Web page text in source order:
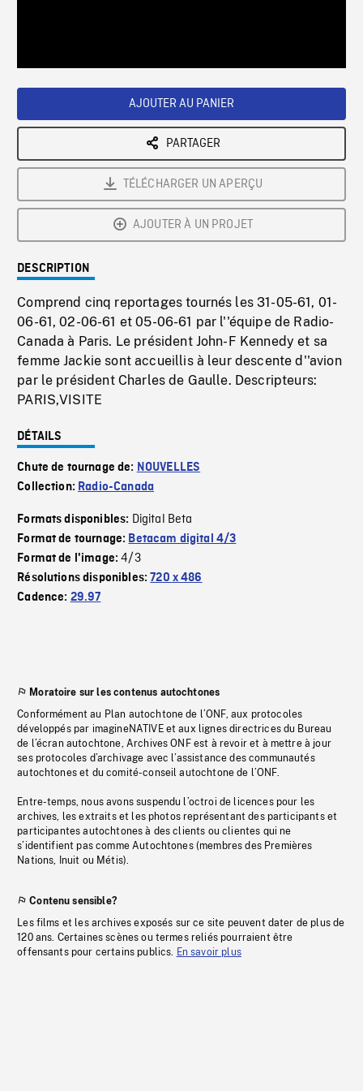
AJOUTER AU PANIER
PARTAGER
TÉLÉCHARGER UN APERÇU
AJOUTER À UN PROJET
DESCRIPTION
Comprend cinq reportages tournés les 31-05-61, 01-
06-61, 02-06-61 et 05-06-61 par l''équipe de Radio-
Canada à Paris. Le président John-F Kennedy et sa
femme Jackie sont accueillis à leur descente d''avion
par le président Charles de Gaulle. Descripteurs:
PARIS,VISITE
DÉTAILS
Chute de tournage de: NOUVELLES
Collection: Radio-Canada
Formats disponibles: Digital Beta
Format de tournage: Betacam digital 4/3
Format de l'image:4/3
Résolutions disponibles:720 x 486
Cadence: 29.97
Moratoire sur les contenus autochtones
Conformément au Plan autochtone de l’ONF, aux protocoles
développés par imagineNATIVE et aux lignes directrices du Bureau
de l’écran autochtone, Archives ONF est à revoir et à mettre à jour
ses protocoles d’archivage avec l’assistance des communautés
autochtones et du comité-conseil autochtone de l’ONF.
Entre-temps, nous avons suspendu l’octroi de licences pour les
archives, les extraits et les photos représentant des participants et
participantes autochtones à des clients ou clientes qui ne
s’identifient pas comme Autochtones (membres des Premières
Nations, Inuit ou Métis).
Contenu sensible?
Les films et les archives exposés sur ce site peuvent dater de plus de
120 ans. Certaines scènes ou termes reliés pourraient être
offensants pour certains publics. En savoir plus